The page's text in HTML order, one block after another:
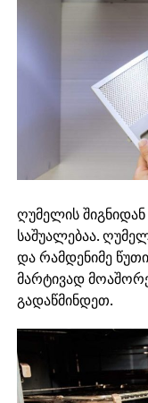
ღუმელის
საშუალებაა.
და რამდენიმე
მარტივად
გადაწმინდეთ.